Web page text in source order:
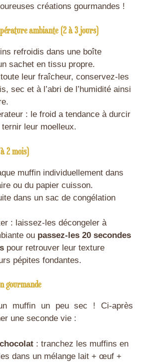
créations gourmandes !
ambiante (2 à 3 jours)
refroidis dans une boîte
sachet en tissu propre.
leur fraîcheur, conservez-les
sec et à l’abri de l’humidité ainsi
: le froid a tendance à durcir
leur moelleux.
2 mois)
muffin individuellement dans
ou du papier cuisson.
dans un sac de congélation
: laissez-les décongeler à
ou passez-les 20 secondes
pour retrouver leur texture
pépites fondantes.
gourmande
muffin un peu sec ! Ci-après
une seconde vie :
: tranchez les muffins en
dans un mélange lait + œuf +